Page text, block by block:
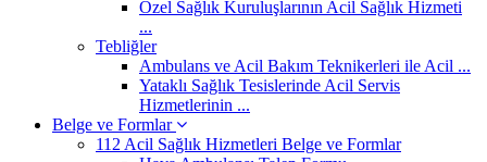
Özel Sağlık Kuruluşlarının Acil Sağlık Hizmeti
...
Tebliğler
Ambulans ve Acil Bakım Teknikerleri ile Acil ...
Yataklı Sağlık Tesislerinde Acil Servis
Hizmetlerinin ...
Belge ve Formlar
112 Acil Sağlık Hizmetleri Belge ve Formlar